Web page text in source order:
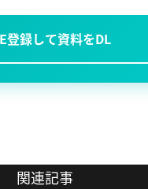
登録して資料をDL
関連記事